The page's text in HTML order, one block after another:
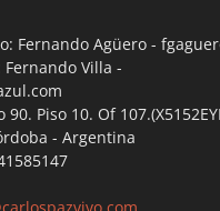
Fernando Agüero -
Villa -
Piso 10. Of
- Argentina